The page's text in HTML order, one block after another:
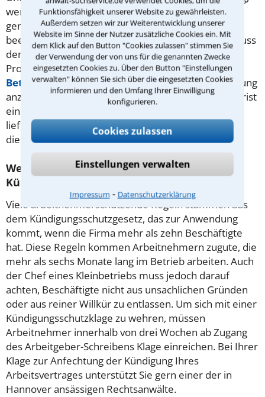
Funktionsfähigkeit unserer Website zu gewährleisten.
Außerdem setzen wir zur Weiterentwicklung unserer
Website im Sinne der Nutzer zusätzliche Cookies ein. Mit
dem Klick auf den Button "Cookies zulassen" stimmen Sie
der Verwendung der von uns für die genannten Zwecke
eingesetzten Cookies zu. Über den Button "Einstellungen
verwalten" können Sie sich über die eingesetzten Cookies
informieren und den Umfang Ihrer Einwilligung
konfigurieren.
Cookies zulassen
Einstellungen verwalten
Impressum ⁃ Datenschutzerklärung
wenn sie vom Eintritt einer Bedingung abhängig
gemacht wird, den der Arbeitnehmer nicht
beeinflussen kann. Eine dazu berechtigte Person muss
den Brief unterschreiben, etwa der Chef oder ein
Prokurist. Eine weitere Vorschrift ist, dass der
Betriebsrat– soweit vorhanden – vor einer Entlassung
anzuhören ist. Auch muss der Chef die Kündigungsfrist
einhalten. Die Missachtung von Formvorschriften
liefert Ihrem Rechtsanwalt in Hannover Gründe, um
die
KündigungIhres Arbeitsvertrages anzugreifen.
Welche Möglichkeiten bietet eine
Kündigungsschutzklage?
Viele arbeitnehmerschützende Regeln stammen aus
dem Kündigungsschutzgesetz, das zur Anwendung
kommt, wenn die Firma mehr als zehn Beschäftigte
hat. Diese Regeln kommen Arbeitnehmern zugute, die
mehr als sechs Monate lang im Betrieb arbeiten. Auch
der Chef eines Kleinbetriebs muss jedoch darauf
achten, Beschäftigte nicht aus unsachlichen Gründen
oder aus reiner Willkür zu entlassen. Um sich mit einer
Kündigungsschutzklage zu wehren, müssen
Arbeitnehmer innerhalb von drei Wochen ab Zugang
des Arbeitgeber-Schreibens Klage einreichen. Bei Ihrer
Klage zur Anfechtung der Kündigung Ihres
Arbeitsvertrages unterstützt Sie gern einer der in
Hannover ansässigen Rechtsanwälte.